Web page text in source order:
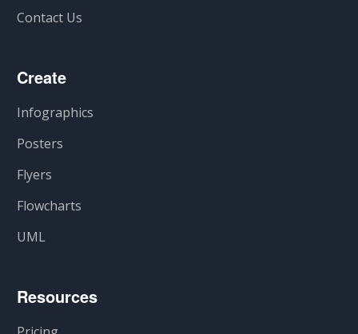
Contact Us
Create
Infographics
Posters
Flyers
Flowcharts
UML
Resources